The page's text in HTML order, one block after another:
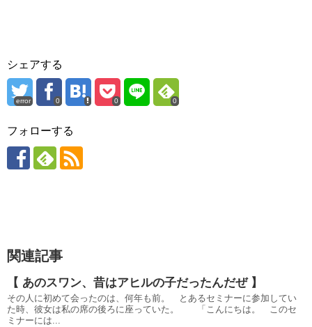
シェアする
error 0 0 0
フォローする
関連記事
【 あのスワン、昔はアヒルの子だったんだぜ 】
その人に初めて会ったのは、何年も前。 とあるセミナーに参加してい
た時、彼女は私の席の後ろに座っていた。 「こんにちは。 このセ
ミナーには...